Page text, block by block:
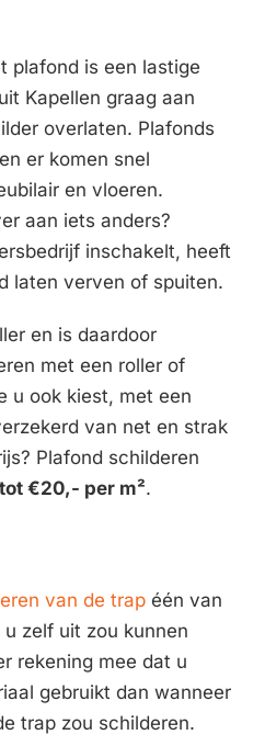
plafond is een lastige
Kapellen graag aan
overlaten. Plafonds
er komen snel
en vloeren.
aan iets anders?
inschakelt, heeft
laten verven of spuiten.
en is daardoor
met een roller of
u ook kiest, met een
van net en strak
Plafond schilderen
€20,- per m².
van de trap één van
zelf uit zou kunnen
rekening mee dat u
gebruikt dan wanneer
trap zou schilderen.